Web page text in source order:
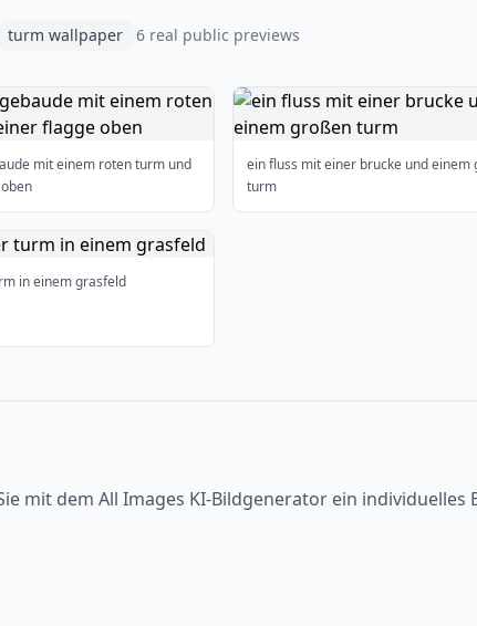
turm wallpaper 6 real public previews
mit einem roten turm und
ein fluss mit einer brucke und einem
turm
in einem grasfeld
mit dem All Images KI-Bildgenerator ein individuelles